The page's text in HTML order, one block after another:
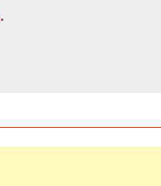
.